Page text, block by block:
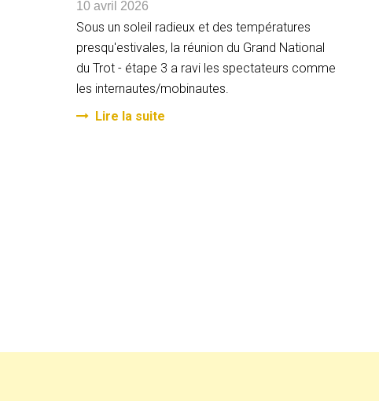
10 avril 2026
Sous un soleil radieux et des températures
presqu'estivales, la réunion du Grand National
du Trot - étape 3 a ravi les spectateurs comme
les internautes/mobinautes.
Lire la suite